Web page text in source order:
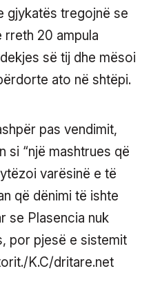
gjykatës tregojnë se
rreth 20 ampula
së tij dhe mësoi
ato në shtëpi.
pas vendimit,
si “një mashtrues që
varësinë e të
që dënimi të ishte
se Plasencia nuk
por pjesë e sistemit
K.C/dritare.net